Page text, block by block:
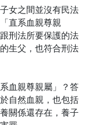
女之間並沒有民法
直系血親尊親
刑法所要保護的法
生父，也符合刑法
血親尊親屬」？答
自然血親，也包括
關係還存在，養子